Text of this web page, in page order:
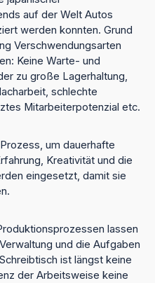
auf der Welt Autos
werden konnten. Grund
Verschwendungsarten
Keine Warte- und
zu große Lagerhaltung,
schlechte
Mitarbeiterpotenzial etc.
um dauerhafte
Kreativität und die
eingesetzt, damit sie
lassen
und die Aufgaben
ist längst keine
der Arbeitsweise keine